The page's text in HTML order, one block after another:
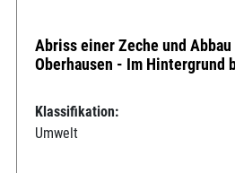
Abriss einer Zeche und
Oberhausen - Im Hintergrund
Klassifikation:
Umwelt